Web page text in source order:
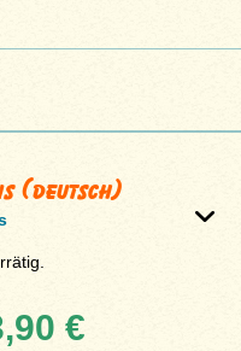
(deutsch)
€